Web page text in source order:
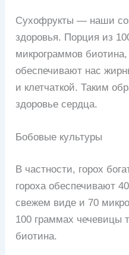
Сухофрукты — наши
здоровья. Порция из
микрограммов
обеспечивают нас
и клетчаткой. Таким
здоровье сердца.
Бобовые культуры
В частности, горох
гороха обеспечивают
свежем виде и 70
100 граммах чечевицы
биотина.